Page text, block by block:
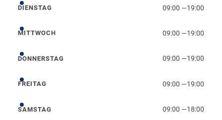
Dienstag
DIENSTAG 09:00 —19:00
Mittwoch
MITTWOCH 09:00 —19:00
Donnerstag
DONNERSTAG 09:00 —19:00
Freitag
FREITAG 09:00 —19:00
Samstag
SAMSTAG 09:00 —18:00